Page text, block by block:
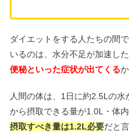
ダイエットをする人たちの間
いるのは、水分不足が加速した
便秘といった症状が出てくる
人間の体は、1日に約2.5Lの
から摂取できる量が1.0L・体
摂取すべき量は1.2L必要だと